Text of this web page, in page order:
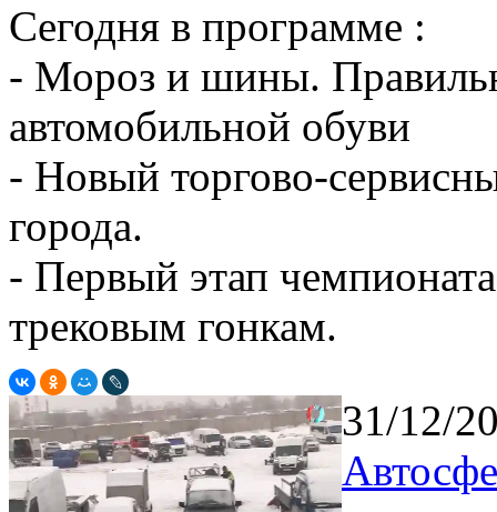
Сегодня в программе :
- Мороз и шины.
автомобильной обуви
- Новый торгово-
города.
- Первый этап
трековым гонкам.
31/12/